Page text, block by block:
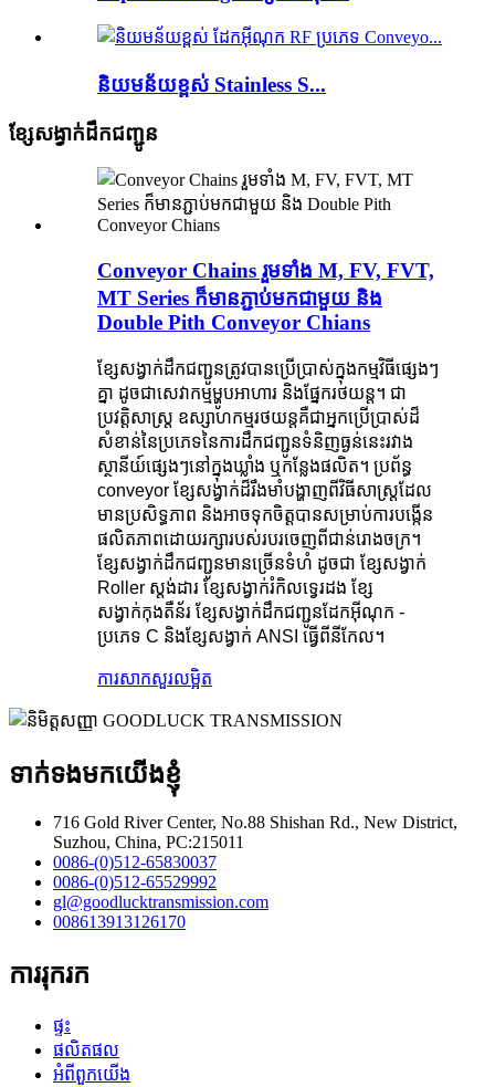
និយមន័យខ្ពស់ Stainless S...
ខ្សែសង្វាក់ដឹកជញ្ជូន
Conveyor Chains រួមទាំង M, FV, FVT,
MT Series ក៏មានភ្ជាប់មកជាមួយ និង
Double Pith Conveyor Chians
ខ្សែសង្វាក់ដឹកជញ្ជូនត្រូវបានប្រើប្រាស់ក្នុងកម្មវិធីផ្សេងៗ
គ្នា ដូចជាសេវាកម្មម្ហូបអាហារ និងផ្នែករថយន្ត។ ជា
ប្រវត្តិសាស្ត្រ ឧស្សាហកម្មរថយន្តគឺជាអ្នកប្រើប្រាស់ដ៏
សំខាន់នៃប្រភេទនៃការដឹកជញ្ជូនទំនិញធ្ងន់នេះរវាង
ស្ថានីយ៍ផ្សេងៗនៅក្នុងឃ្លាំង ឬកន្លែងផលិត។ ប្រព័ន្ធ
conveyor ខ្សែសង្វាក់ដ៏រឹងមាំបង្ហាញពីវិធីសាស្រ្តដែល
មានប្រសិទ្ធភាព និងអាចទុកចិត្តបានសម្រាប់ការបង្កើន
ផលិតភាពដោយរក្សារបស់របរចេញពីជាន់រោងចក្រ។
ខ្សែសង្វាក់ដឹកជញ្ជូនមានច្រើនទំហំ ដូចជា ខ្សែសង្វាក់
Roller ស្តង់ដារ ខ្សែសង្វាក់រំកិលទ្វេរដង ខ្សែ
សង្វាក់កុងតឺន័រ ខ្សែសង្វាក់ដឹកជញ្ជូនដែកអ៊ីណុក -
ប្រភេទ C និងខ្សែសង្វាក់ ANSI ធ្វើពីនីកែល។
ការសាកសួរលម្អិត
ទាក់ទងមកយើងខ្ញុំ
716 Gold River Center, No.88 Shishan Rd., New District,
Suzhou, China, PC:215011
0086-(0)512-65830037
0086-(0)512-65529992
gl@goodlucktransmission.com
008613913126170
ការរុករក
ផ្ទះ
ផលិតផល
អំពីពួកយើង